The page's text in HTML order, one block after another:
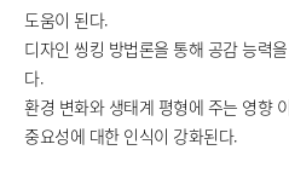
도움이 된다.
디자인 씽킹 방법론을 통해 공감 능력
다.
환경 변화와 생태계 평형에 주는 영향
중요성에 대한 인식이 강화된다.